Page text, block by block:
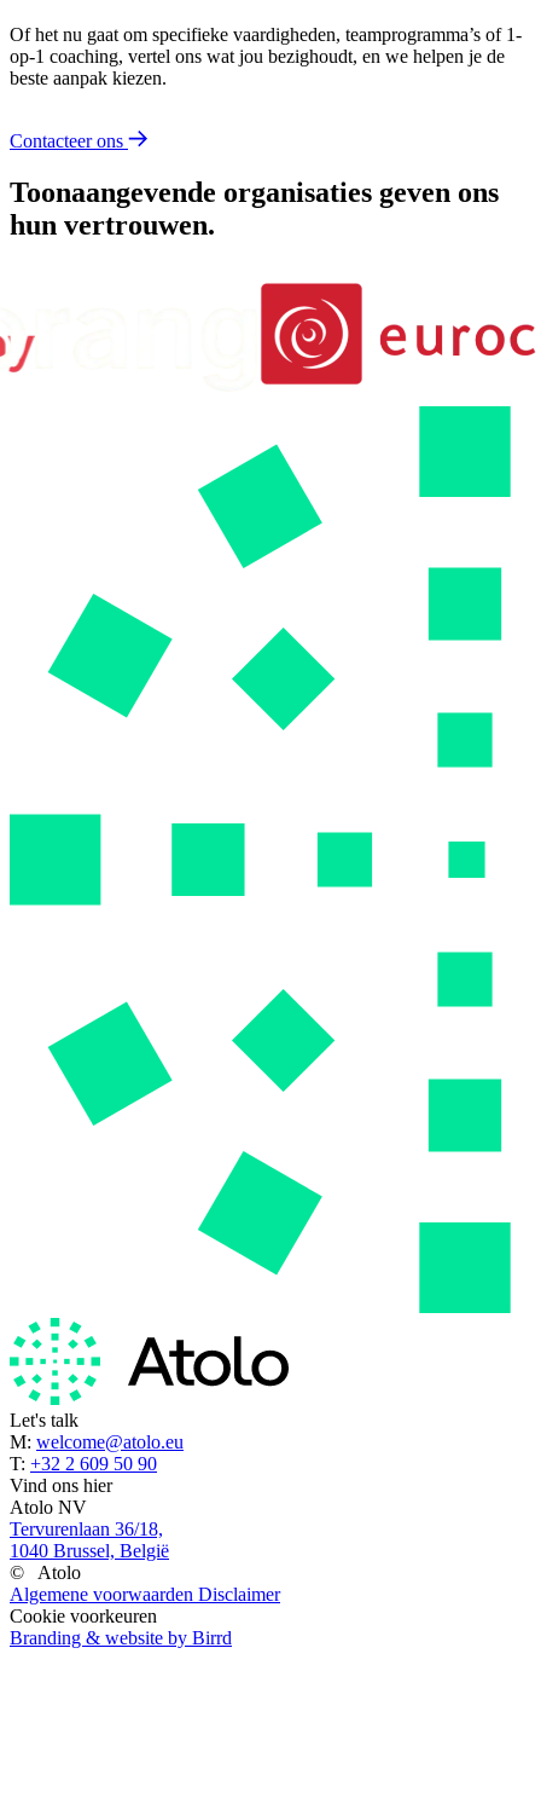
Of het nu gaat om specifieke vaardigheden, teamprogramma’s of 1-
op-1 coaching, vertel ons wat jou bezighoudt, en we helpen je de
beste aanpak kiezen.
Contacteer ons
Toonaangevende organisaties geven ons
hun vertrouwen.
Let's talk
M: welcome@atolo.eu
T: +32 2 609 50 90
Vind ons hier
Atolo NV
Tervurenlaan 36/18,
1040 Brussel, België
©
Atolo
Algemene voorwaarden Disclaimer
Cookie voorkeuren
Branding & website by Birrd